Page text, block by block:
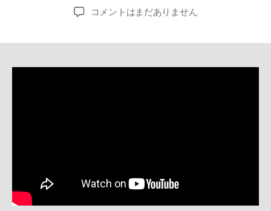
稿
日
[FREE/
Piano
コメントはまだありません